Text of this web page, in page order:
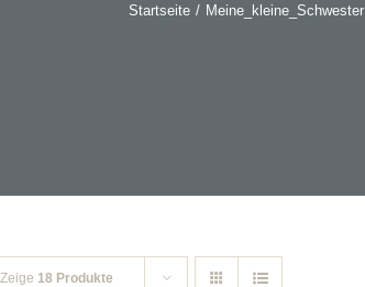
Startseite Meine_kleine_Schwester
Zeige 18 Produkte